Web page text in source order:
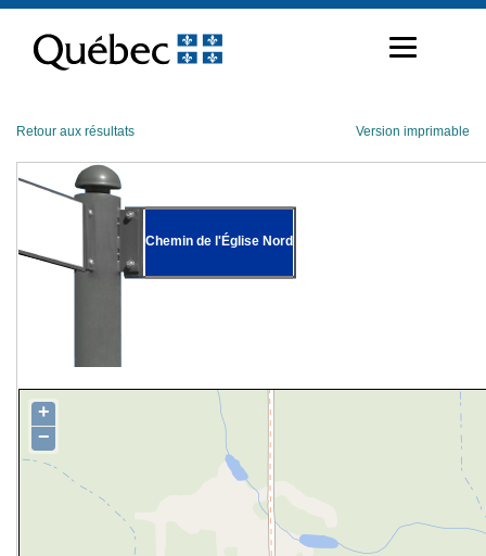
contenu
Retour aux résultats Version imprimable
Chemin de l'Église Nord
+
−